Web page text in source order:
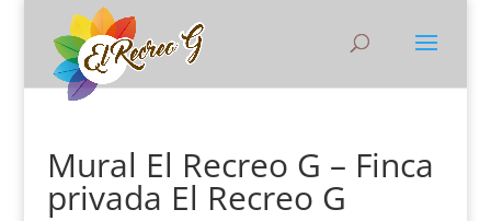
Mural El Recreo G – Finca
privada El Recreo G